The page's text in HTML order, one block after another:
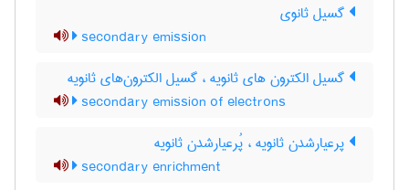
گسیل ثانوی
secondary emission
گسیل الکترون های ثانویه ، گسیل الکترون‌های ثانویه
secondary emission of electrons
پرعیارشدن ثانویه ، پُرعیارشدن ثانویه
secondary enrichment